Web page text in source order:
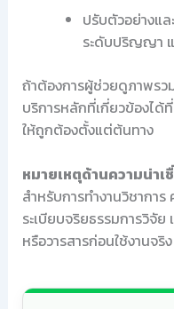
ปรับตัวอย่างแล
ระดับปริญญา แ
ถ้าต้องการผู้ช่วยดูภาพรว
บริการหลักที่เกี่ยวข้องได้ที่
ให้ถูกต้องตั้งแต่ต้นทาง
หมายเหตุด้านความน่าเ
สำหรับการทำงานวิชากา
ระเบียบจริยธรรมการวิจั
หรือวารสารก่อนใช้งานจริง